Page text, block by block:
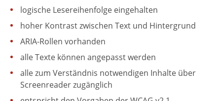
logische Lesereihenfolge eingehalten
hoher Kontrast zwischen Text und Hintergrund
ARIA-Rollen vorhanden
alle Texte können angepasst werden
alle zum Verständnis notwendigen Inhalte über
Screenreader zugänglich